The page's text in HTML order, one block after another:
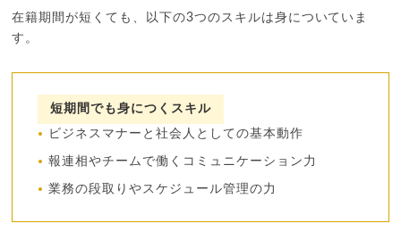
在籍期間が短くても、以下の3つのスキルは身についていま
す。
短期間でも身につくスキル
ビジネスマナーと社会人としての基本動作
報連相やチームで働くコミュニケーション力
業務の段取りやスケジュール管理の力